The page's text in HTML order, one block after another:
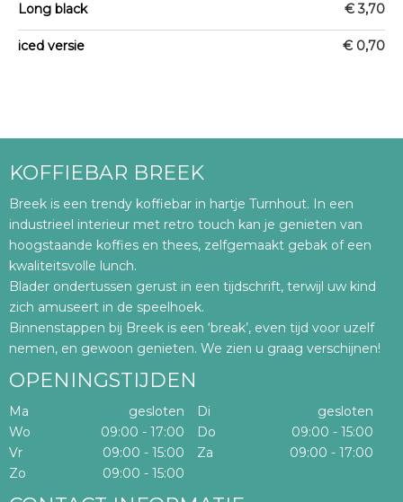
Long black € 3,70
iced versie € 0,70
KOFFIEBAR BREEK
Breek is een trendy koffiebar in hartje Turnhout. In een
industrieel interieur met retro touch kan je genieten van
hoogstaande koffies en thees, zelfgemaakt gebak of een
kwaliteitsvolle lunch.
Blader ondertussen gerust in een tijdschrift, terwijl uw kind
zich amuseert in de speelhoek.
Binnenstappen bij Breek is een ‘break’, even tijd voor uzelf
nemen, en gewoon genieten. We zien u graag verschijnen!
OPENINGSTIJDEN
Ma gesloten Di
gesloten
Wo
09:00 - 17:00 Do
09:00 - 15:00
Vr
09:00 - 15:00 Za
09:00 - 17:00
Zo
09:00 - 15:00